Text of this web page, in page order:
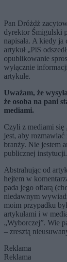
Pan Dróżdż
dyrektor Śmigulski
napisała. A kiedy
artykuł „PiS
opublikowanie
wyłącznie
artykule.
Uważam, że
że osoba na pani
mediami.
Czyli z mediami się
jest, aby
branży. Nie jestem
publicznej
Abstrahując od
hejtem w
pada jego ofiarą
niedawnym
moim przypadku
artykułami i w
„Wyborczej”. Wie
– zresztą
Reklama
Reklama